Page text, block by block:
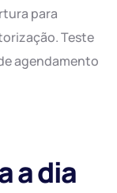
para
Teste
agendamento
a dia